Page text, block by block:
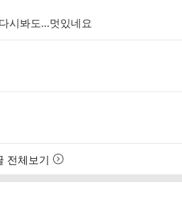
시봐도...멋있네요
전체보기